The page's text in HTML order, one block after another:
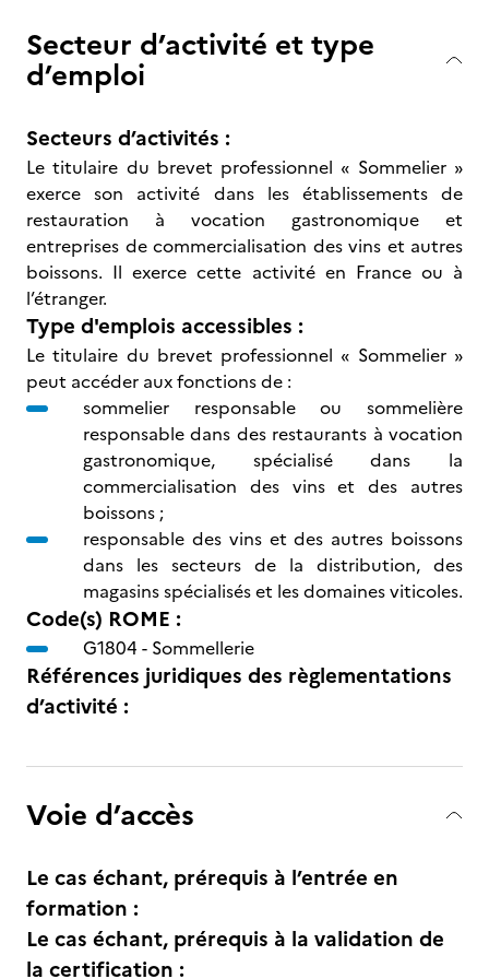
Secteur d’activité et type
d’emploi
Secteurs d’activités :
Le titulaire du brevet professionnel « Sommelier »
exerce son activité dans les établissements de
restauration à vocation gastronomique et
entreprises de commercialisation des vins et autres
boissons. Il exerce cette activité en France ou à
l’étranger.
Type d'emplois accessibles :
Le titulaire du brevet professionnel « Sommelier »
peut accéder aux fonctions de :
sommelier responsable ou sommelière
responsable dans des restaurants à vocation
gastronomique, spécialisé dans la
commercialisation des vins et des autres
boissons ;
responsable des vins et des autres boissons
dans les secteurs de la distribution, des
magasins spécialisés et les domaines viticoles.
Code(s) ROME :
G1804 - Sommellerie
Références juridiques des règlementations
d’activité :
Voie d’accès
Le cas échant, prérequis à l’entrée en
formation :
Le cas échant, prérequis à la validation de
la certification :